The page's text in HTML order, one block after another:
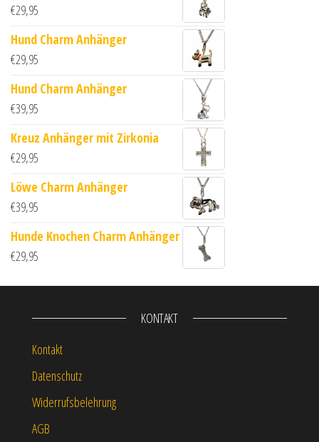
€29,95
Hund Charm Anhänger
€29,95
Hund Charm Anhänger
€39,95
Kreuz Anhänger mit Zirkonia
€29,95
Löwe Charm Anhänger
€39,95
Hunde Knochen Charm Anhänger
€29,95
KONTAKT
Kontakt
Datenschutz
Widerrufsbelehrung
AGB